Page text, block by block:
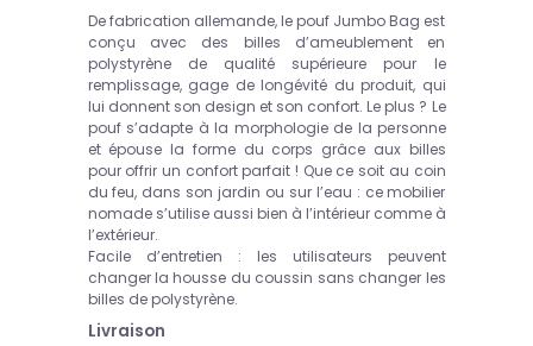
De fabrication allemande, le pouf Jumbo Bag est
conçu avec des billes d’ameublement en
polystyrène de qualité supérieure pour le
remplissage, gage de longévité du produit, qui
lui donnent son design et son confort. Le plus ? Le
pouf s’adapte à la morphologie de la personne
et épouse la forme du corps grâce aux billes
pour offrir un confort parfait ! Que ce soit au coin
du feu, dans son jardin ou sur l’eau : ce mobilier
nomade s’utilise aussi bien à l’intérieur comme à
l’extérieur.
Facile d’entretien : les utilisateurs peuvent
changer la housse du coussin sans changer les
billes de polystyrène.
Livraison